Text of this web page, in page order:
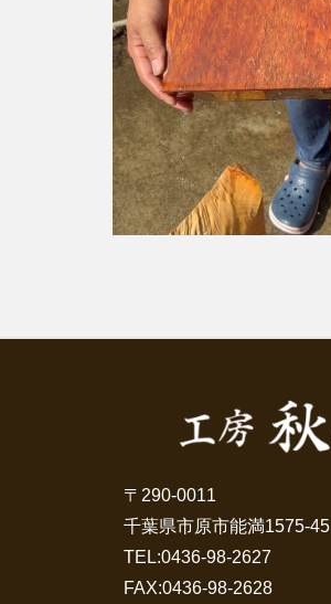
〒290-0011
千葉県市原市能満1575-45
TEL:0436-98-2627
FAX:0436-98-2628